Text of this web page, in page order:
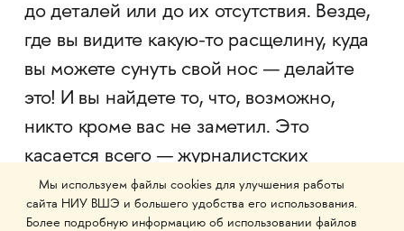
до деталей или до их отсутствия. Везде,
где вы видите какую-то расщелину, куда
вы можете сунуть свой нос — делайте
это! И вы найдете то, что, возможно,
никто кроме вас не заметил. Это
касается всего — журналистских
расследований, визуального языка,
научных открытий. Как говорит мой
Мы используем файлы cookies для улучшения работы
сайта НИУ ВШЭ и большего удобства его использования.
Более подробную информацию об использовании файлов